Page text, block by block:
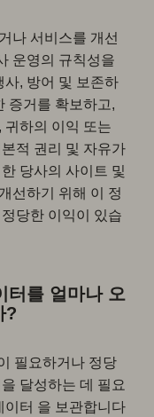
나 서비스를 개선
운영의 규칙성을
사, 방어 및 보존하
증거를 확보하고,
귀하의 이익 또는
적 권리 및 자유가
당사의 사이트 및
선하기 위해 이 정
당한 이익이 있습
터를 얼마나 오
?
필요하거나 정당
달성하는 데 필요
이터 을 보관합니다